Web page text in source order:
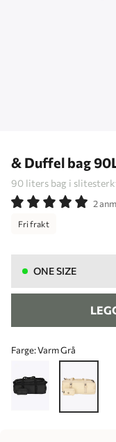
& Duffel bag
90 liters bag i
2
Fri frakt
ONE SIZE
Farge:Varm Grå